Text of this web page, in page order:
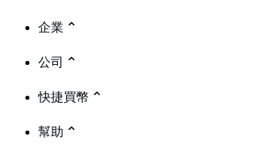
企業
公司
快捷買幣
幫助